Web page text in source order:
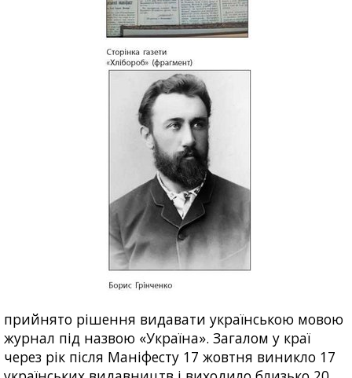
прийнято рішення видавати українською мовою
журнал під назвою «Україна». Загалом у краї
через рік після Маніфесту 17 жовтня виникло 17